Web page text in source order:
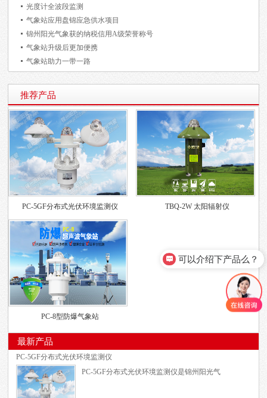
光度计全波段监测
气象站应用盘锦应急供水项目
锦州阳光气象获的纳税信用A级荣誉称号
气象站升级后更加便携
气象站助力一带一路
推荐产品
PC-5GF分布式光伏环境监测仪 TBQ-2W 太阳辐射仪
PC-8型防爆气象站
最新产品
PC-5GF分布式光伏环境监测仪
PC-5GF分布式光伏环境监测仪是锦州阳光气
可以介绍下产品么？